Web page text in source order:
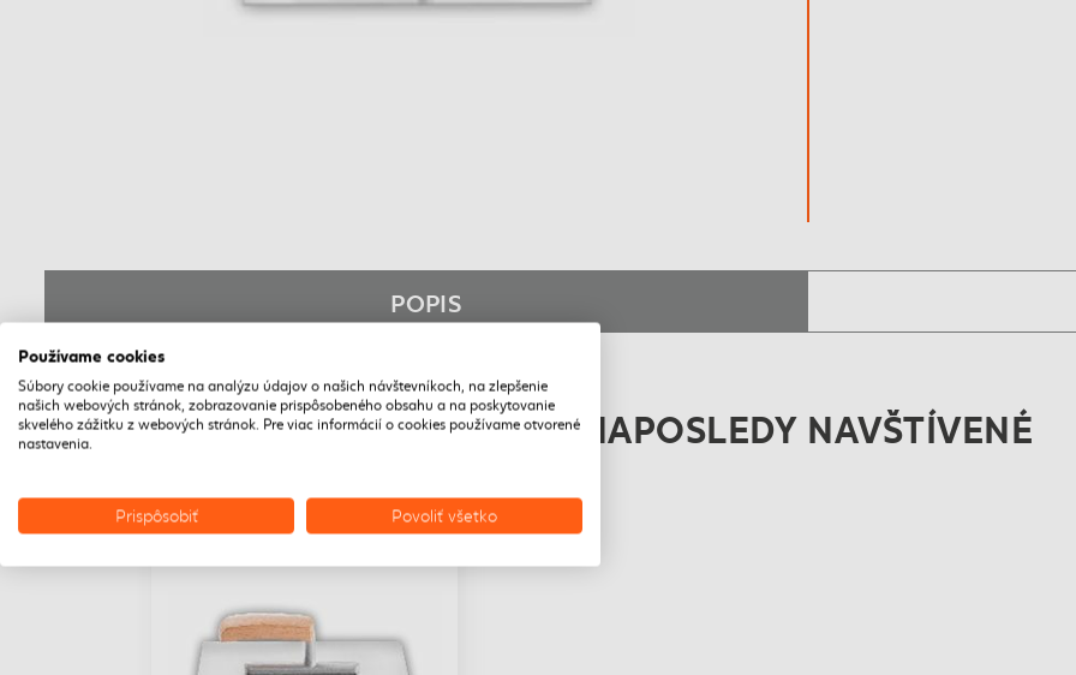
POPIS
NAPOSLEDY NAVŠTÍVENÉ
DOPRAVA ZADARMO
Používame cookies
Súbory cookie používame na analýzu údajov o našich návštevníkoch, na zlepšenie
našich webových stránok, zobrazovanie prispôsobeného obsahu a na poskytovanie
skvelého zážitku z webových stránok. Pre viac informácií o cookies používame otvorené
nastavenia.
Prispôsobiť Povoliť všetko